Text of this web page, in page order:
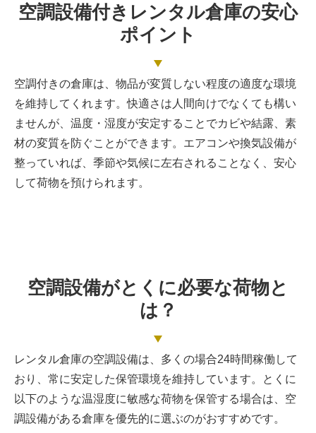
空調設備付きレンタル倉庫の安心
ポイント
空調付きの倉庫は、物品が変質しない程度の適度な環境
を維持してくれます。快適さは人間向けでなくても構い
ませんが、温度・湿度が安定することでカビや結露、素
材の変質を防ぐことができます。エアコンや換気設備が
整っていれば、季節や気候に左右されることなく、安心
して荷物を預けられます。
空調設備がとくに必要な荷物と
は？
レンタル倉庫の空調設備は、多くの場合24時間稼働して
おり、常に安定した保管環境を維持しています。とくに
以下のような温湿度に敏感な荷物を保管する場合は、空
調設備がある倉庫を優先的に選ぶのがおすすめです。